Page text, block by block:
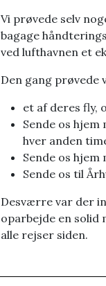
Vi prøvede selv
bagage
ved lufthavnen et
Den gang prøvede
et af deres fly,
Sende os
hver anden
Sende os
Sende os til
Desværre var der
oparbejde en solid
alle rejser siden.